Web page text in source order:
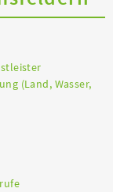
(Land, Wasser,